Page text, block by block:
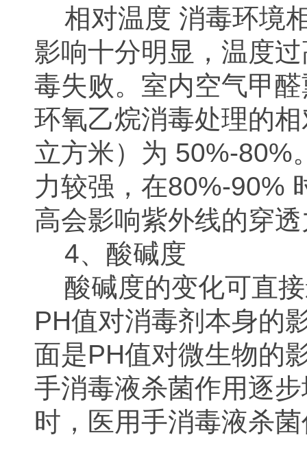
相对温度 消毒环境
影响十分明显，温度
毒失败。室内空气甲
环氧乙烷消毒处理的
立方米）为 50%-80%
力较强，在80%-90%
高会影响紫外线的穿
4、酸碱度
酸碱度的变化可直接
PH值对消毒剂本身的
面是PH值对微生物的
手消毒液杀菌作用逐
时，医用手消毒液杀